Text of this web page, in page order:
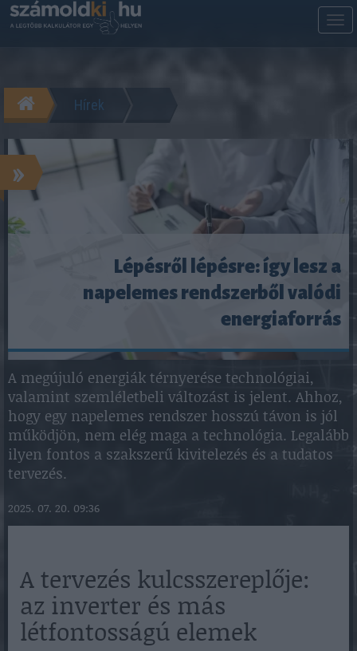
Hírek
»
Lépésről lépésre: így lesz a
napelemes rendszerből valódi
energiaforrás
A megújuló energiák térnyerése technológiai,
valamint szemléletbeli változást is jelent. Ahhoz,
hogy egy napelemes rendszer hosszú távon is jól
működjön, nem elég maga a technológia. Legalább
ilyen fontos a szakszerű kivitelezés és a tudatos
tervezés.
2025. 07. 20. 09:36
A tervezés kulcsszereplője:
az inverter és más
létfontosságú elemek